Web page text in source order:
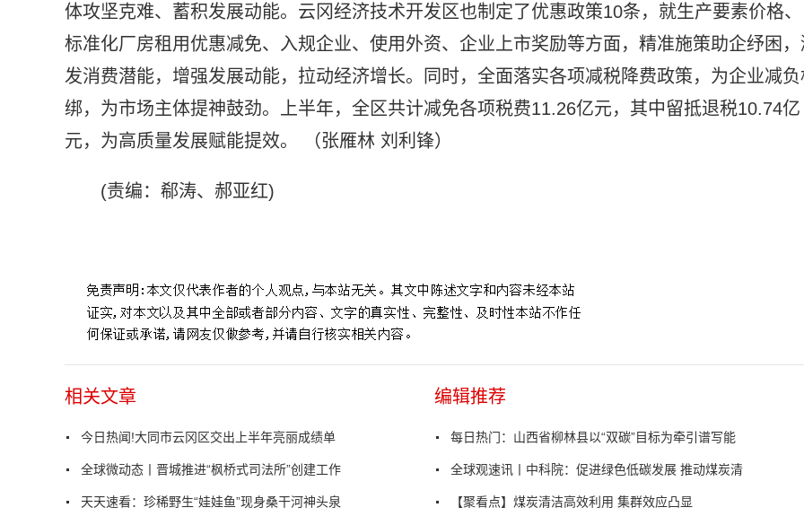
体攻坚克难、蓄积发展动能。云冈经济技术开发区也制定了优惠政策10条，就生产要素价格、
标准化厂房租用优惠减免、入规企业、使用外资、企业上市奖励等方面，精准施策助企纾困，
发消费潜能，增强发展动能，拉动经济增长。同时，全面落实各项减税降费政策，为企业减负
绑，为市场主体提神鼓劲。上半年，全区共计减免各项税费11.26亿元，其中留抵退税10.74亿
元，为高质量发展赋能提效。 （张雁林 刘利锋）
(责编：郗涛、郝亚红)
相关文章
今日热闻!大同市云冈区交出上半年亮丽成绩单
全球微动态丨晋城推进“枫桥式司法所”创建工作
天天速看：珍稀野生“娃娃鱼”现身桑干河神头泉
编辑推荐
每日热门：山西省柳林县以“双碳”目标为牵引谱写能
全球观速讯丨中科院：促进绿色低碳发展 推动煤炭清
【聚看点】煤炭清洁高效利用 集群效应凸显